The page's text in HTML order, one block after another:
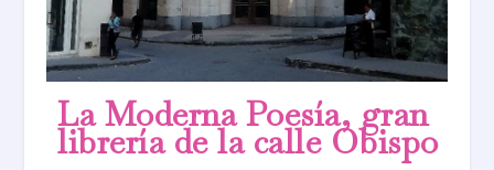
La Moderna Poesía, gran
librería de la calle Obispo